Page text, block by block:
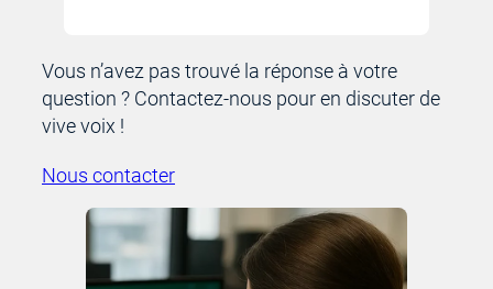
Vous n’avez pas trouvé la réponse à votre
question ? Contactez-nous pour en discuter de
vive voix !
Nous contacter